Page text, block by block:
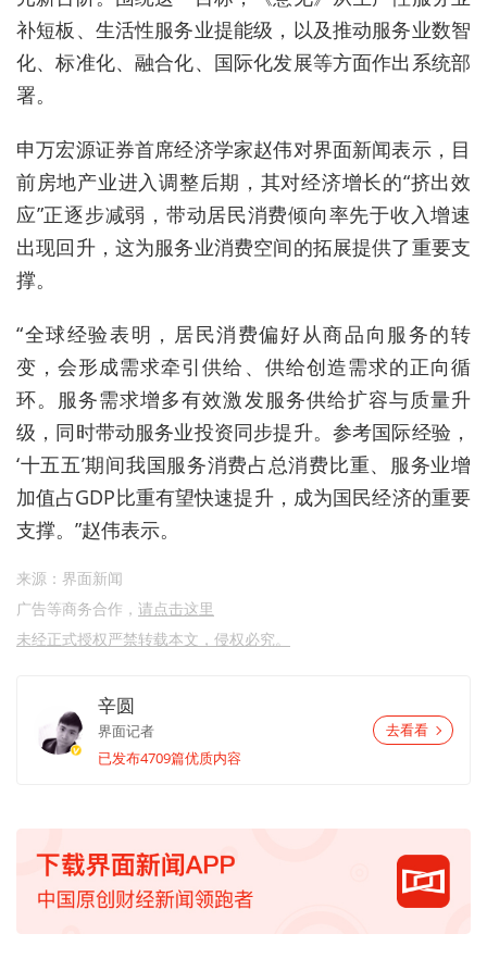
补短板、生活性服务业提能级，以及推动服务业数智
化、标准化、融合化、国际化发展等方面作出系统部
署。
申万宏源证券首席经济学家赵伟对界面新闻表示，目
前房地产业进入调整后期，其对经济增长的“挤出效
应”正逐步减弱，带动居民消费倾向率先于收入增速
出现回升，这为服务业消费空间的拓展提供了重要支
撑。
“全球经验表明，居民消费偏好从商品向服务的转
变，会形成需求牵引供给、供给创造需求的正向循
环。服务需求增多有效激发服务供给扩容与质量升
级，同时带动服务业投资同步提升。参考国际经验，
‘十五五’期间我国服务消费占总消费比重、服务业增
加值占GDP比重有望快速提升，成为国民经济的重要
支撑。”赵伟表示。
来源：界面新闻
广告等商务合作， 请点击这里
未经正式授权严禁转载本文，侵权必究。
辛圆
界面记者
已发布4709篇优质内容
去看看